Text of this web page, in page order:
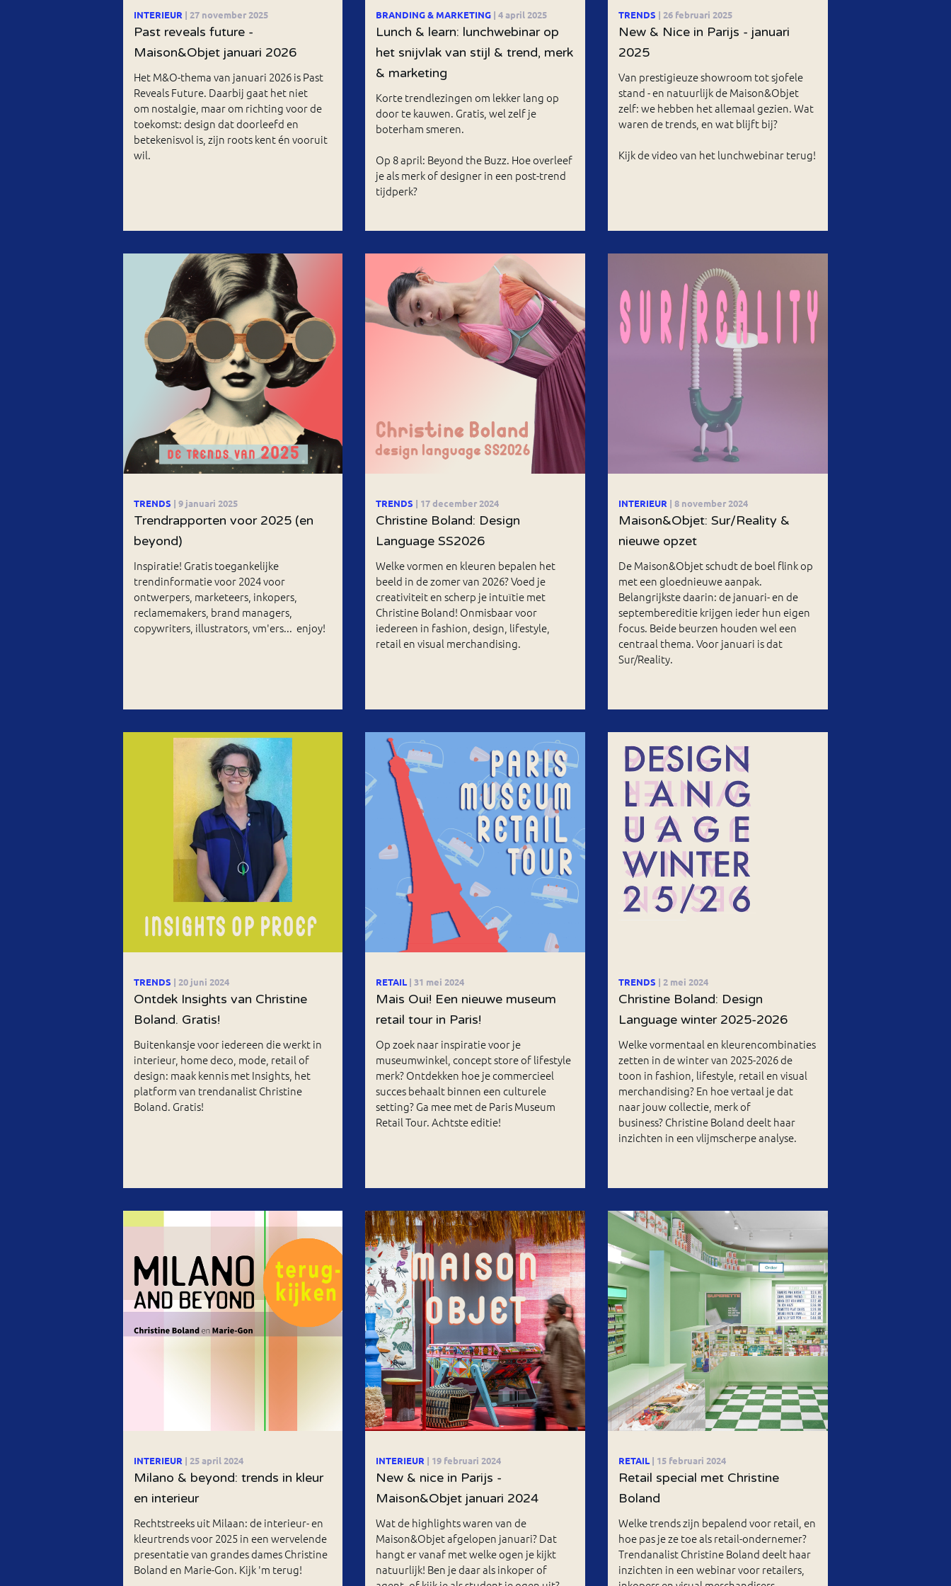
INTERIEUR | 27 november 2025
Past reveals future -
Maison&Objet januari 2026
Het M&O-thema van januari 2026 is Past
Reveals Future. Daarbij gaat het niet
om nostalgie, maar om richting voor de
toekomst: design dat doorleefd en
betekenisvol is, zijn roots kent én vooruit
wil.
BRANDING & MARKETING | 4 april 2025
Lunch & learn: lunchwebinar op
het snijvlak van stijl & trend, merk
& marketing
Korte trendlezingen om lekker lang op
door te kauwen. Gratis, wel zelf je
boterham smeren.
Op 8 april: Beyond the Buzz. Hoe overleef
je als merk of designer in een post-trend
tijdperk?
TRENDS | 26 februari 2025
New & Nice in Parijs - januari
2025
Van prestigieuze showroom tot sjofele
stand - en natuurlijk de Maison&Objet
zelf: we hebben het allemaal gezien. Wat
waren de trends, en wat blijft bij?
Kijk de video van het lunchwebinar terug!
TRENDS | 9 januari 2025
Trendrapporten voor 2025 (en
beyond)
Inspiratie! Gratis toegankelijke
trendinformatie voor 2024 voor
ontwerpers, marketeers, inkopers,
reclamemakers, brand managers,
copywriters, illustrators, vm'ers... enjoy!
TRENDS | 17 december 2024
Christine Boland: Design
Language SS2026
Welke vormen en kleuren bepalen het
beeld in de zomer van 2026? Voed je
creativiteit en scherp je intuïtie met
Christine Boland! Onmisbaar voor
iedereen in fashion, design, lifestyle,
retail en visual merchandising.
INTERIEUR | 8 november 2024
Maison&Objet: Sur/Reality &
nieuwe opzet
De Maison&Objet schudt de boel flink op
met een gloednieuwe aanpak.
Belangrijkste daarin: de januari- en de
septembereditie krijgen ieder hun eigen
focus. Beide beurzen houden wel een
centraal thema. Voor januari is dat
Sur/Reality.
TRENDS | 20 juni 2024
Ontdek Insights van Christine
Boland. Gratis!
Buitenkansje voor iedereen die werkt in
interieur, home deco, mode, retail of
design: maak kennis met Insights, het
platform van trendanalist Christine
Boland. Gratis!
RETAIL | 31 mei 2024
Mais Oui! Een nieuwe museum
retail tour in Paris!
Op zoek naar inspiratie voor je
museumwinkel, concept store of lifestyle
merk? Ontdekken hoe je commercieel
succes behaalt binnen een culturele
setting? Ga mee met de Paris Museum
Retail Tour. Achtste editie!
TRENDS | 2 mei 2024
Christine Boland: Design
Language winter 2025-2026
Welke vormentaal en kleurencombinaties
zetten in de winter van 2025-2026 de
toon in fashion, lifestyle, retail en visual
merchandising? En hoe vertaal je dat
naar jouw collectie, merk of
business? Christine Boland deelt haar
inzichten in een vlijmscherpe analyse.
INTERIEUR | 25 april 2024
Milano & beyond: trends in kleur
en interieur
Rechtstreeks uit Milaan: de interieur- en
kleurtrends voor 2025 in een wervelende
presentatie van grandes dames Christine
Boland en Marie-Gon. Kijk 'm terug!
INTERIEUR | 19 februari 2024
New & nice in Parijs -
Maison&Objet januari 2024
Wat de highlights waren van de
Maison&Objet afgelopen januari? Dat
hangt er vanaf met welke ogen je kijkt
natuurlijk! Ben je daar als inkoper of
RETAIL | 15 februari 2024
Retail special met Christine
Boland
Welke trends zijn bepalend voor retail, en
hoe pas je ze toe als retail-ondernemer?
Trendanalist Christine Boland deelt haar
inzichten in een webinar voor retailers,